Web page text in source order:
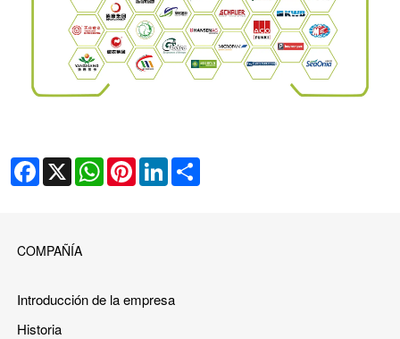
Facebook
X WhatsAppPinterestLinkedIn
COMPAÑÍA
Introducción de la empresa
Historia